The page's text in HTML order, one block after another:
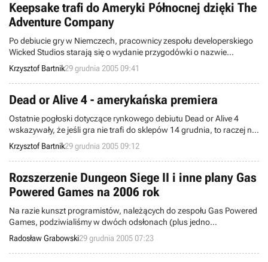
Keepsake trafi do Ameryki Północnej dzięki The
Adventure Company
Po debiucie gry w Niemczech, pracownicy zespołu developerskiego
Wicked Studios starają się o wydanie przygodówki o nazwie
Keepsake także w innych krajach. Ostatnio, umowę w tej sprawie
podpisano z firmą The Adventure Company, a rzecz dotyczy
dystrybucji programu w Stanach Zjednoczonych.
Krzysztof Bartnik29 grudnia 2005 09:41
Dead or Alive 4 - amerykańska premiera
Ostatnie pogłoski dotyczące rynkowego debiutu Dead or Alive 4
wskazywały, że jeśli gra nie trafi do sklepów 14 grudnia, to raczej nie
ukaże się w tym roku kalendarzowym. Pracownicy firmy Tecmo
postanowili jednak zaskoczyć graczy i poinformowali, że począwszy
od dzisiaj opisywany produkt dostępny jest do kupienia w Ameryce
Północnej.
Krzysztof Bartnik29 grudnia 2005 09:12
Rozszerzenie Dungeon Siege II i inne plany Gas
Powered Games na 2006 rok
Na razie kunszt programistów, należących do zespołu Gas Powered
Games, podziwialiśmy w dwóch odsłonach (plus jedno
rozszerzenie) serii Dungeon Siege. Utalentowani developerzy mają
jednakże bardzo ambitne plany na nadchodzący rok, o czym
poinformowali właśnie na swojej witrynie internetowej.
Radosław Grabowski29 grudnia 2005 07:23